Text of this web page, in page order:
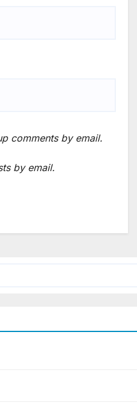
comments by email.
by email.